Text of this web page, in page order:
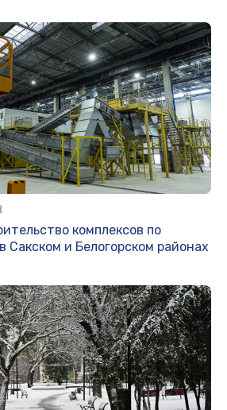
комплексов по
Сакском и Белогорском районах